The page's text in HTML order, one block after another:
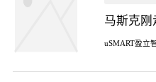
马斯克刚
uSMART盈立